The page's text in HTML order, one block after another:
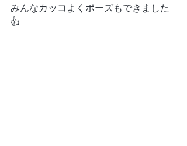
みんなカッコよくポーズもできました
👍